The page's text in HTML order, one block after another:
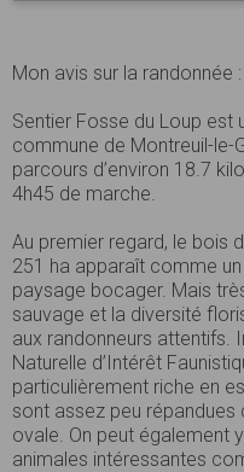
Mon avis sur la randonnée :
Sentier Fosse du Loup est
commune de Montreuil-le-
parcours d’environ 18.7
4h45 de marche.
Au premier regard, le bois
251 ha apparaît comme
paysage bocager. Mais
sauvage et la diversité
aux randonneurs attentifs.
Naturelle d’Intérêt
particulièrement riche en
sont assez peu répandues
ovale. On peut également
animales intéressantes